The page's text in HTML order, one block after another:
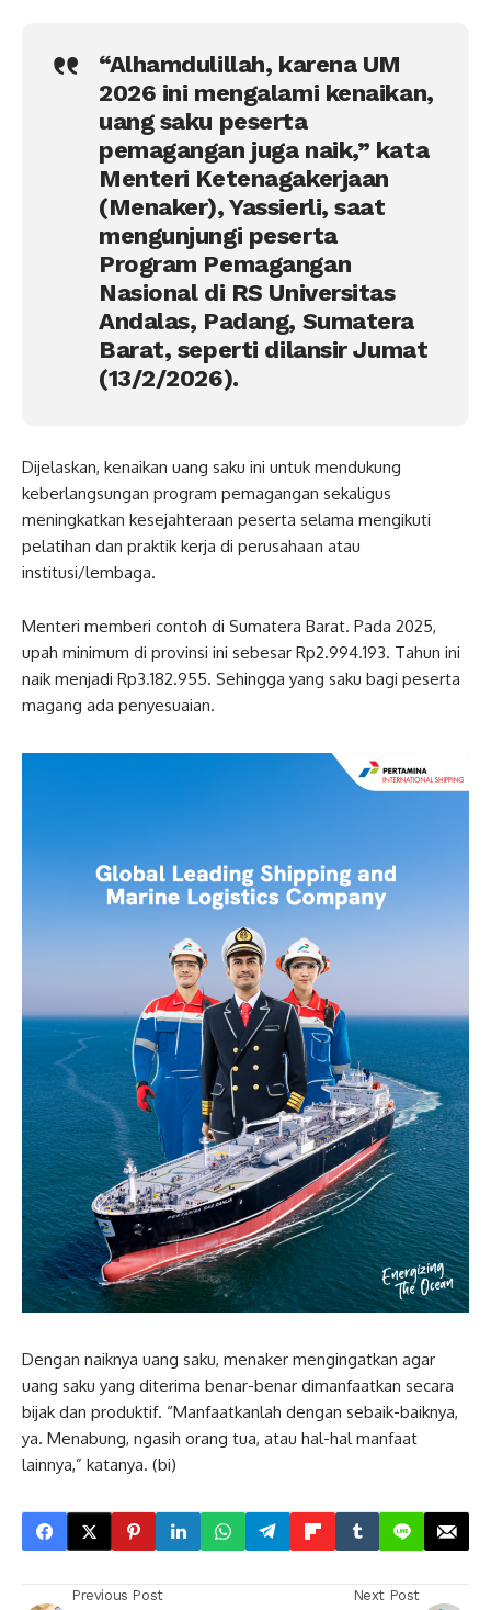
“Alhamdulillah, karena UM
2026 ini mengalami kenaikan,
uang saku peserta
pemagangan juga naik,” kata
Menteri Ketenagakerjaan
(Menaker), Yassierli, saat
mengunjungi peserta
Program Pemagangan
Nasional di RS Universitas
Andalas, Padang, Sumatera
Barat, seperti dilansir Jumat
(13/2/2026).
Dijelaskan, kenaikan uang saku ini untuk mendukung
keberlangsungan program pemagangan sekaligus
meningkatkan kesejahteraan peserta selama mengikuti
pelatihan dan praktik kerja di perusahaan atau
institusi/lembaga.
Menteri memberi contoh di Sumatera Barat. Pada 2025,
upah minimum di provinsi ini sebesar Rp2.994.193. Tahun ini
naik menjadi Rp3.182.955. Sehingga yang saku bagi peserta
magang ada penyesuaian.
Dengan naiknya uang saku, menaker mengingatkan agar
uang saku yang diterima benar-benar dimanfaatkan secara
bijak dan produktif. “Manfaatkanlah dengan sebaik-baiknya,
ya. Menabung, ngasih orang tua, atau hal-hal manfaat
lainnya,” katanya. (bi)
Previous Post Next Post